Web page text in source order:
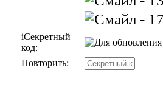
iСекретный
код:
Повторить: